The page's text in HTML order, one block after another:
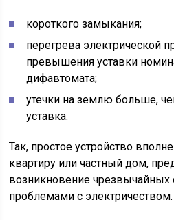
короткого замыкания;
перегрева электрической
превышения уставки
дифавтомата;
утечки на землю больше,
уставка.
Так, простое устройство
квартиру или частный дом,
возникновение чрезвычайных
проблемами с электричеством.